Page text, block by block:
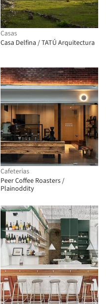
Casas
Casa Delfina / TATÚ Arquitectura
Cafeterias
Peer Coffee Roasters /
Plainoddity